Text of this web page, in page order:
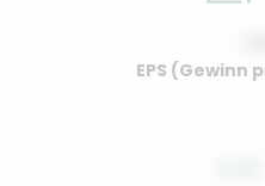
EPS (Gewinn